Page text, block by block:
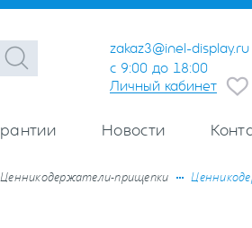
zakaz3@inel-display.ru
с 9:00 до 18:00
Личный кабинет
Новости
Ценникодержатели-прищепки